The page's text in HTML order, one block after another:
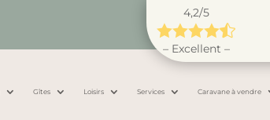
4,2/5

– Excellent –
Gîtes Loisirs Services Caravane à vendre